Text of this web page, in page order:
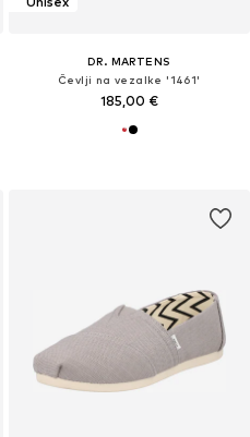
DR. MARTENS
Čevlji na vezalke '1461'
185,00 €